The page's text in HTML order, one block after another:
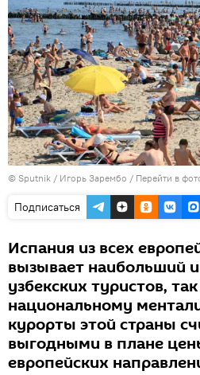
© Sputnik / Игорь Зарембо / Перейти в
Подписаться
Испания из всех
вызывает наибольший
узбекских туристов,
национальному
курорты этой страны
выгодными в плане
европейских